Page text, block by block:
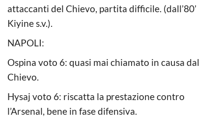
attaccanti del Chievo, partita difficile. (dall’80’
Kiyine s.v.).
NAPOLI:
Ospina voto 6: quasi mai chiamato in causa dal
Chievo.
Hysaj voto 6: riscatta la prestazione contro
l’Arsenal, bene in fase difensiva.